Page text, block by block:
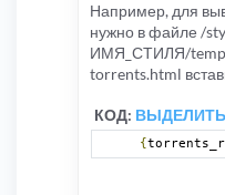
раздачи
скорость
скачавших
Например, для
нужно в файле /
ИМЯ_СТИЛЯ/
torrents.html
КОД:
{